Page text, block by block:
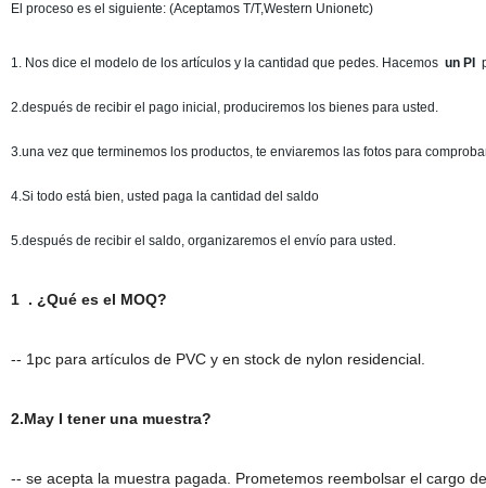
El proceso es el siguiente: (Aceptamos T/T,Western Unionetc)
1. Nos dice el modelo de los artículos y la cantidad que pedes. Hacemos un PI
2.después de recibir el pago inicial, produciremos los bienes para usted.
3.una vez que terminemos los productos, te enviaremos las fotos para
4.Si todo está bien, usted paga la cantidad del saldo
5.después de recibir el saldo, organizaremos el envío para usted.
1 . ¿Qué es el MOQ?
-- 1pc para artículos de PVC y en stock de nylon residencial.
2.May I tener una muestra?
-- se acepta la muestra pagada. Prometemos reembolsar el cargo